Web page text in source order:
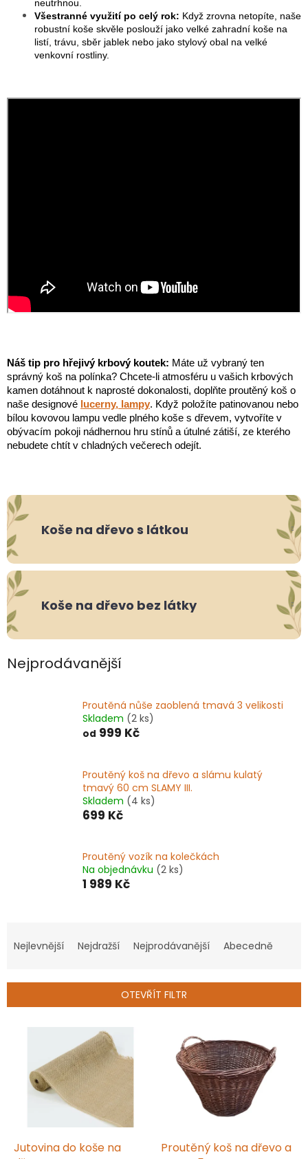
neutrhnou.
Všestranné využití po celý rok: Když zrovna netopíte, naše
robustní koše skvěle poslouží jako velké zahradní koše na
listí, trávu, sběr jablek nebo jako stylový obal na velké
venkovní rostliny.
Náš tip pro hřejivý krbový koutek: Máte už vybraný ten
správný koš na polínka? Chcete-li atmosféru u vašich krbových
kamen dotáhnout k naprosté dokonalosti, doplňte proutěný koš o
naše designové lucerny, lampy. Když položíte patinovanou nebo
bílou kovovou lampu vedle plného koše s dřevem, vytvoříte v
obývacím pokoji nádhernou hru stínů a útulné zátiší, ze kterého
nebudete chtít v chladných večerech odejít.
Koše na dřevo s látkou
Koše na dřevo bez látky
Nejprodávanější
Proutěná nůše zaoblená tmavá 3 velikosti
Skladem (2 ks)
od 999 Kč
Proutěný koš na dřevo a slámu kulatý
tmavý 60 cm SLAMY III.
Skladem (4 ks)
699 Kč
Proutěný vozík na kolečkách
Na objednávku (2 ks)
1 989 Kč
a
í
Nejlevnější Nejdražší Nejprodávanější Abecedně
OTEVŘÍT FILTR
dJutovina do koše na
Proutěný koš na dřevo a